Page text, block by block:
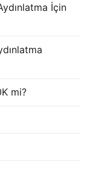
İçin
mi?